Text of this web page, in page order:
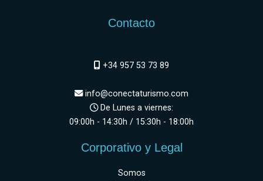
Contacto
+34 957 53 73 89
info@conectaturismo.com
De Lunes a viernes:
09:00h - 14:30h / 15:30h - 18:00h
Corporativo y Legal
Somos